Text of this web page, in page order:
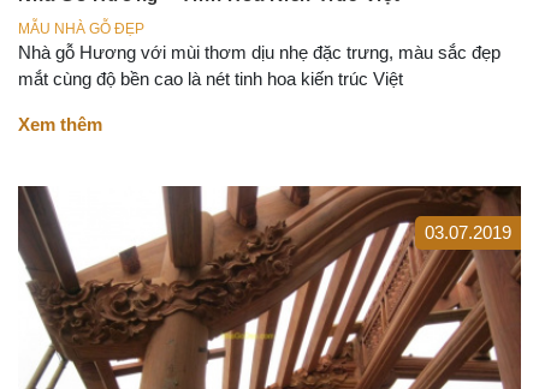
MẪU NHÀ GỖ ĐẸP
Nhà gỗ Hương với mùi thơm dịu nhẹ đặc trưng, màu sắc đẹp
mắt cùng độ bền cao là nét tinh hoa kiến trúc Việt
Xem thêm
03.07.2019